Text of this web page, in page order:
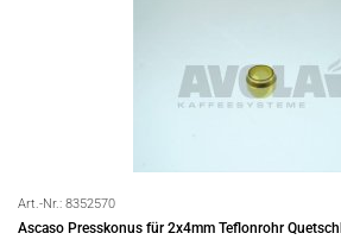
Art.-Nr.: 8352570
Ascaso Presskonus für 2x4mm Teflonrohr